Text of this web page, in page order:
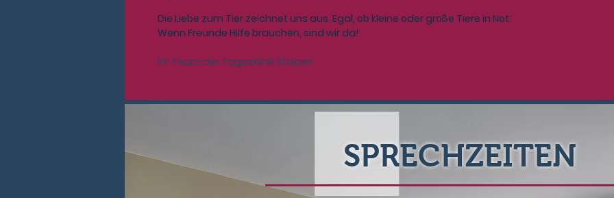
Die Liebe zum Tier zeichnet uns aus. Egal, ob kleine oder große Tiere in Not:
Wenn Freunde Hilfe brauchen, sind wir da!
Ihr Team der Tagesklinik Stolpen
SPRECHZEITEN